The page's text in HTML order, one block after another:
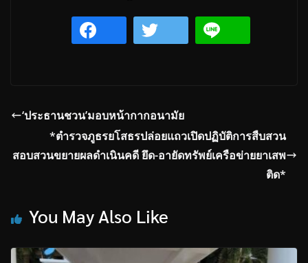
‘ประธานชวน’มอบหน้ากากอนามัย
*ตำรวจภูธรยโสธรปล่อยแถวเปิดปฏิบัติการสืบสวน
สอบสวนขยายผลดำเนินคดี ยึด-อายัดทรัพย์เครือข่ายยาเสพ
ติด*
You May Also Like